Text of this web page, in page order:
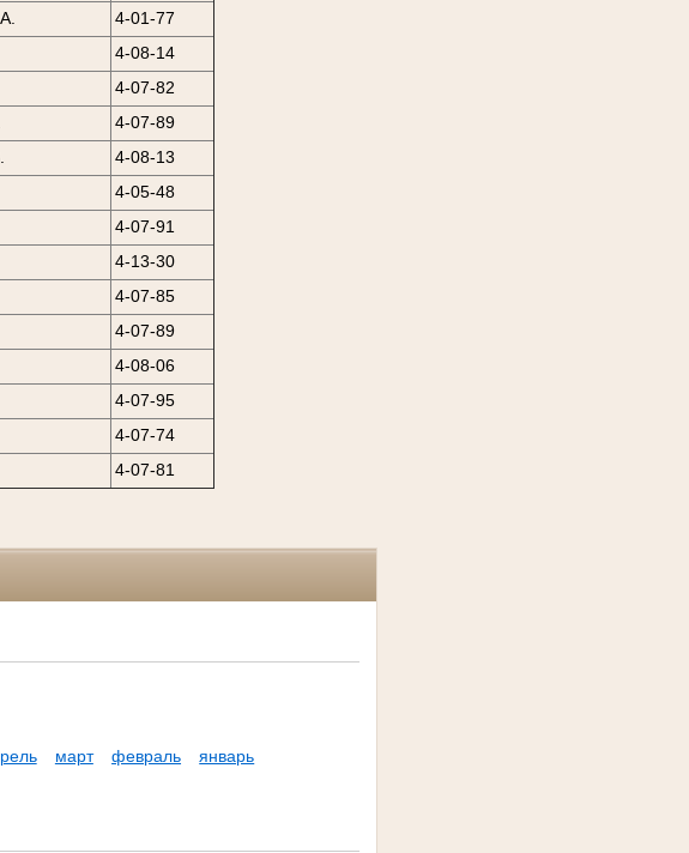
4-01-77
4-08-14
4-07-82
4-07-89
4-08-13
4-05-48
4-07-91
4-13-30
4-07-85
4-07-89
4-08-06
4-07-95
4-07-74
4-07-81
март февраль
январь